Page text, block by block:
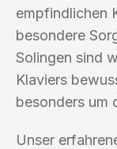
empfindlichen
besondere
Solingen sind
Klaviers
besonders um
Unser